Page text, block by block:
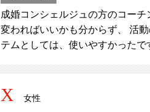
成婚コンシェルジュの方のコー
変わればいいかも分からず、 活
テムとしては、使いやすかったで
X 女性